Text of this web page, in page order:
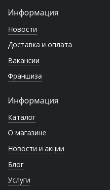
Информация
Новости
Доставка и оплата
Вакансии
Франшиза
Информация
Каталог
О магазине
Новости и акции
Блог
Услуги